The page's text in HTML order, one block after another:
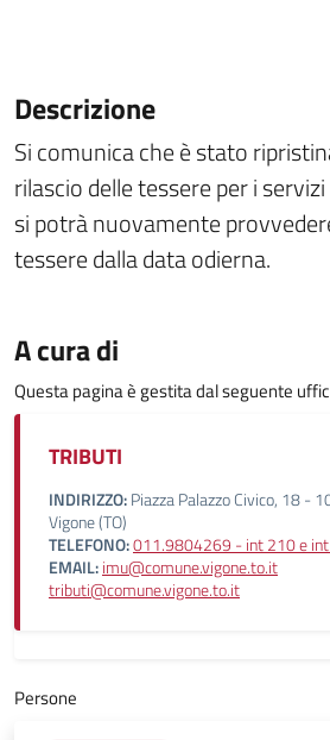
Descrizione
Si comunica che è stato
rilascio delle tessere per i
si potrà nuovamente
tessere dalla data odierna.
A cura di
Questa pagina è gestita dal seguente
TRIBUTI
INDIRIZZO:Piazza Palazzo Civico, 18 -
Vigone (TO)
TELEFONO:011.9804269 - int 210 e
EMAIL:imu@comune.vigone.to.it
tributi@comune.vigone.to.it
Persone